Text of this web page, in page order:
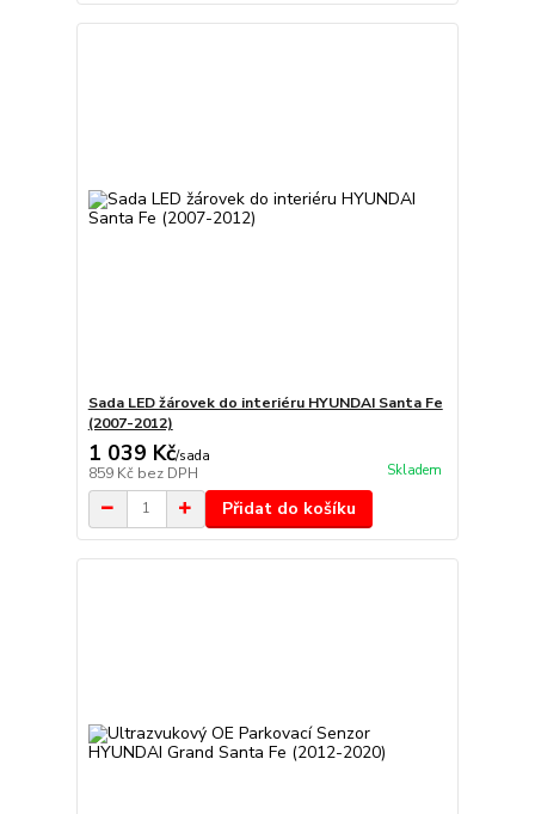
Sada LED žárovek do interiéru HYUNDAI Santa Fe
(2007-2012)
1 039 Kč/sada
859 Kč bez DPH Skladem
Přidat do košíku